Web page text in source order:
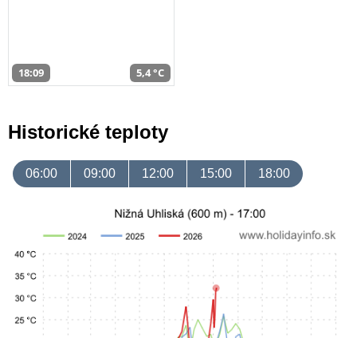
18:09 5,4 °C
Historické teploty
06:00 09:00 12:00 15:00 18:00